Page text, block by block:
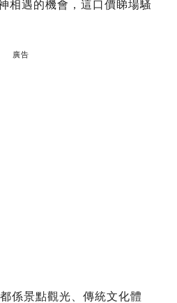
相遇的機會，這口價睇場騷
廣告
係景點觀光、傳統文化體